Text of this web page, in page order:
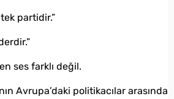
partidir.”
ses farklı değil.
Avrupa’daki politikacılar arasında